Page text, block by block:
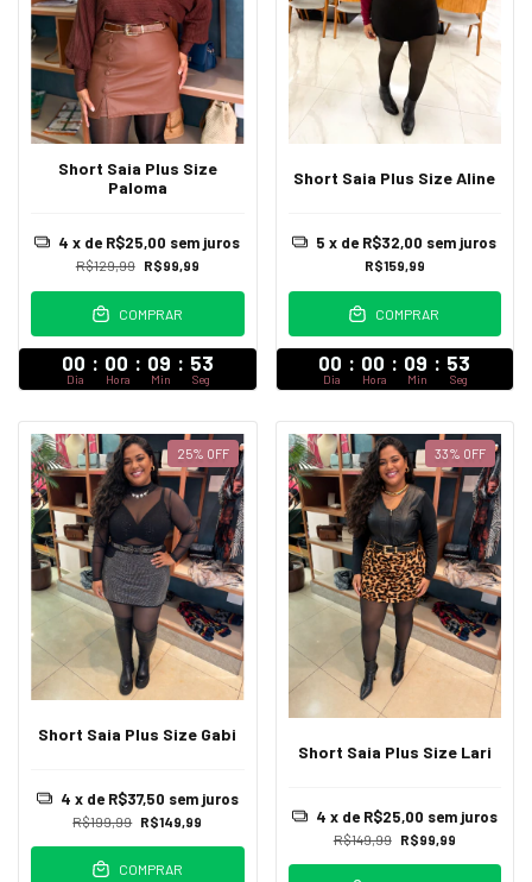
Short Saia Plus Size
Paloma
R$129,99 R$99,99
4 x de R$25,00 sem juros
COMPRAR
00 : 00 : 09 : 52
Dia Hora Min Seg
Short Saia Plus Size Aline
R$159,99
5 x de R$32,00 sem juros
COMPRAR
00 : 00 : 09 : 52
Dia Hora Min Seg
25% OFF
Short Saia Plus Size Gabi
R$199,99 R$149,99
4 x de R$37,50 sem juros
COMPRAR
33% OFF
Short Saia Plus Size Lari
R$149,99 R$99,99
4 x de R$25,00 sem juros